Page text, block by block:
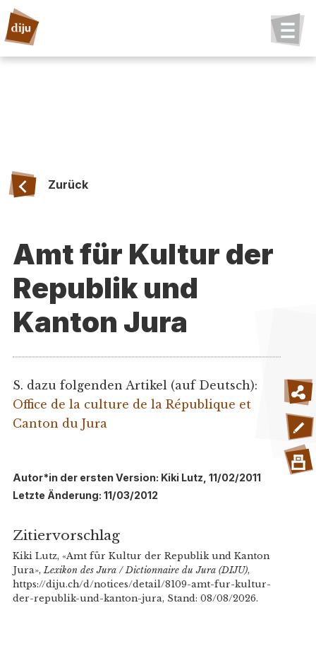
Zurück
Amt für Kultur der
Republik und
Kanton Jura
S. dazu folgenden Artikel (auf Deutsch):
Office de la culture de la République et
Canton du Jura
Autor*in der ersten Version: Kiki Lutz, 11/02/2011
Letzte Änderung: 11/03/2012
Zitiervorschlag
Kiki Lutz, «Amt für Kultur der Republik und Kanton
Jura»,Lexikon des Jura / Dictionnaire du Jura (DIJU),
https://diju.ch/d/notices/detail/8109-amt-fur-kultur-
der-republik-und-kanton-jura, Stand: 08/08/2026.